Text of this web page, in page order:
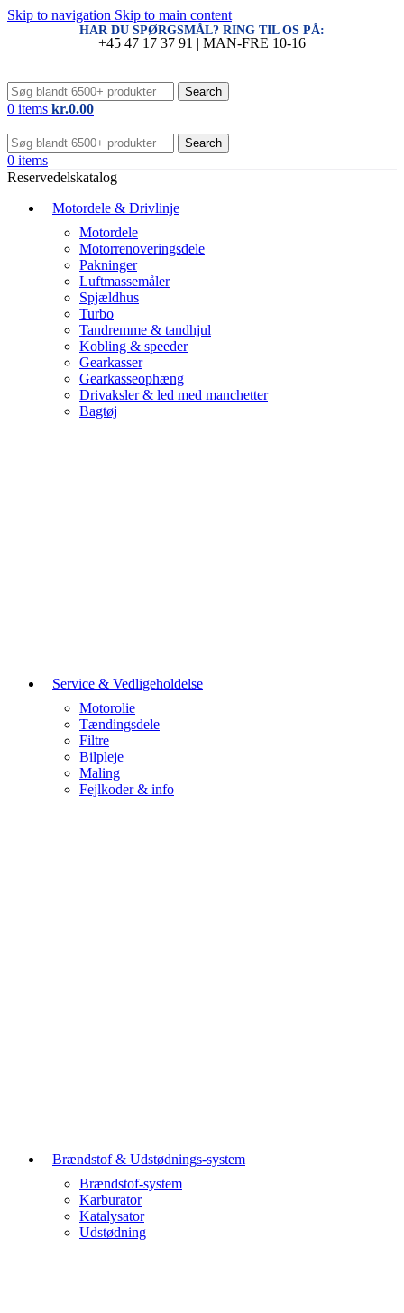
Skip to navigation Skip to main content
HAR DU SPØRGSMÅL? RING TIL OS PÅ:
+45 47 17 37 91 | MAN-FRE 10-16
Search
0 items kr.0.00
Search
0 items
Reservedelskatalog
Motordele & Drivlinje
Motordele
Motorrenoveringsdele
Pakninger
Luftmassemåler
Spjældhus
Turbo
Tandremme & tandhjul
Kobling & speeder
Gearkasser
Gearkasseophæng
Drivaksler & led med manchetter
Bagtøj
Service & Vedligeholdelse
Motorolie
Tændingsdele
Filtre
Bilpleje
Maling
Fejlkoder & info
Brændstof & Udstødnings-system
Brændstof-system
Karburator
Katalysator
Udstødning